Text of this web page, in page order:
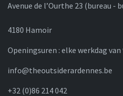
Avenue de l’Ourthe 23 (bureau -
4180 Hamoir
Openingsuren : elke werkdag van
info@theoutsiderardennes.be
+32 (0)86 214 042